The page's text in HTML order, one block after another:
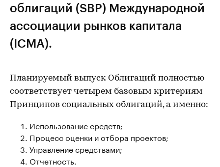
облигаций (SBP) Международной
ассоциации рынков капитала
(ICMA).
Планируемый выпуск Облигаций полностью
соответствует четырем базовым критериям
Принципов социальных облигаций, а именно:
Использование средств;
Процесс оценки и отбора проектов;
Управление средствами;
Отчетность.